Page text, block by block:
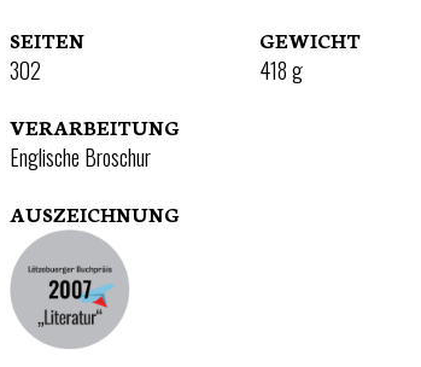
SEITEN
302
GEWICHT
418g
VERARBEITUNG
Englische Broschur
AUSZEICHNUNG